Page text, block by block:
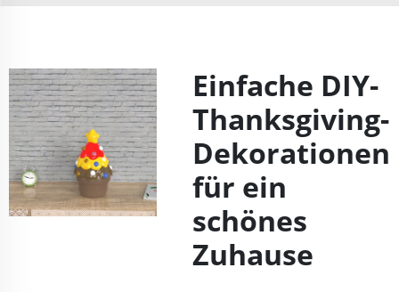
Einfache DIY-
Thanksgiving-
Dekorationen
für ein
schönes
Zuhause